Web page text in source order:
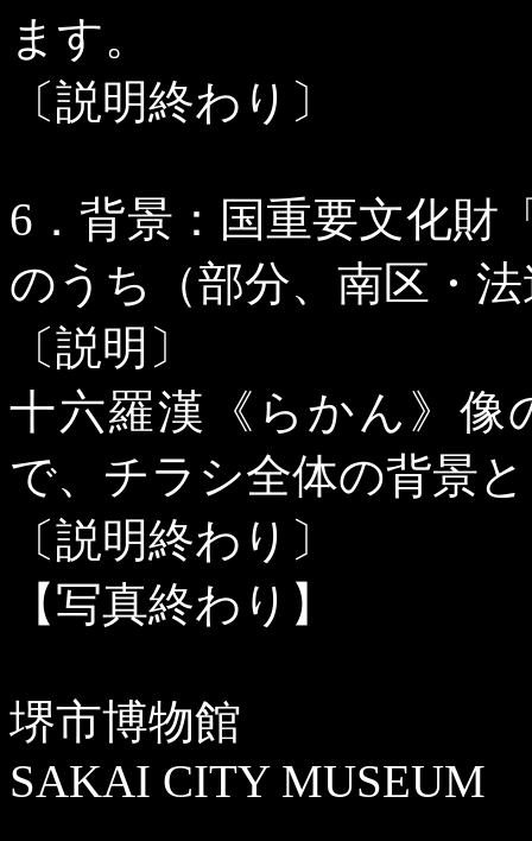
ます。
〔説明終わり〕
6 ．背景：国重要文化財
のうち（部分、南区・
〔説明〕
十六羅漢《らかん》像
で、チラシ全体の背景
〔説明終わり〕
【写真終わり】
堺市博物館
SAKAI CITY MUSEUM